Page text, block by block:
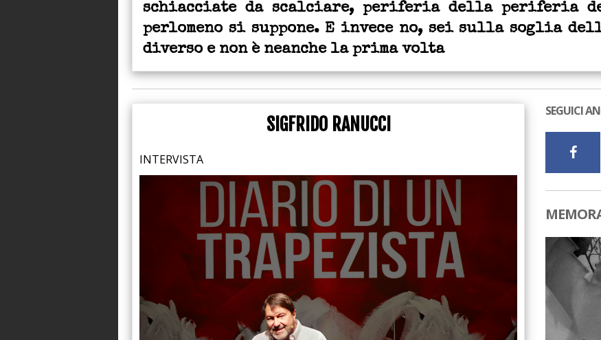
schiacciate da scalciare, periferia della periferia
perlomeno si suppone. E invece no, sei sulla soglia
diverso e non è neanche la prima volta
SIGFRIDO RANUCCI
INTERVISTA
SEGUICI